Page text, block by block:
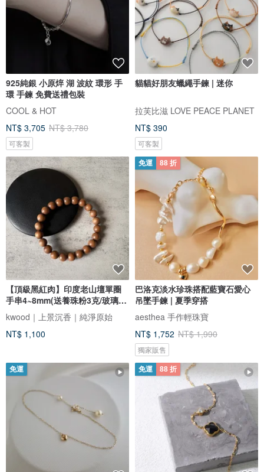
925純銀 小原焠 湖 波紋 環形 手
環 手鍊 免費送禮包裝
COOL & HOT
NT$ 3,705 NT$ 3,780
可客製
貓貓好朋友蠟繩手鍊 | 迷你
拉芙比滋 LOVE PEACE PLANET
NT$ 390
可客製
【頂級黑紅肉】印度老山壇單圈
手串4~8mm(送養珠粉3克/玻璃罐/
邁)
kwood｜上景沉香｜純淨原始
NT$ 1,100
免運 88 折
巴洛克淡水珍珠搭配藍寶石愛心
吊墜手鍊 | 夏季穿搭
aesthea 手作輕珠寶
NT$ 1,752 NT$ 1,990
獨家販售
免運 免運 88 折